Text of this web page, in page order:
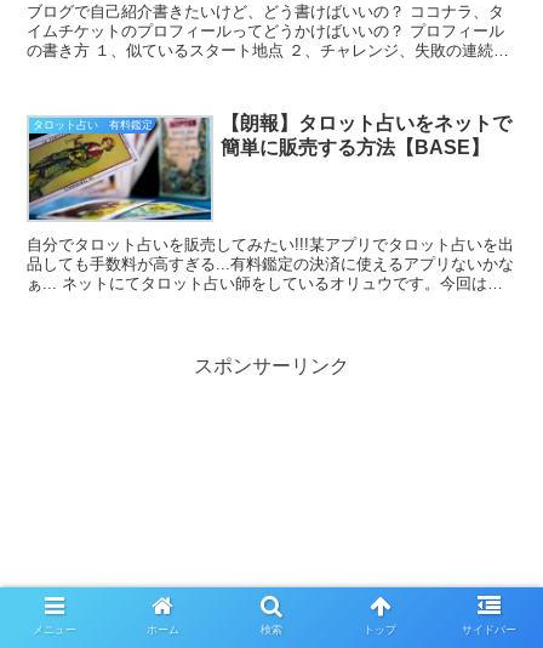
ブログで自己紹介書きたいけど、どう書けばいいの？ ココナラ、タ
イムチケットのプロフィールってどうかけばいいの？ プロフィール
の書き方 １、似ているスタート地点 ２、チャレンジ、失敗の連続、
タロット占い 有料鑑定
【朗報】タロット占いをネットで
簡単に販売する方法【BASE】
自分でタロット占いを販売してみたい!!!某アプリでタロット占いを出
品しても手数料が高すぎる...有料鑑定の決済に使えるアプリないかな
ぁ... ネットにてタロット占い師をしているオリュウです。今回は上
スポンサーリンク
メニュー ホーム 検索 トップ サイドバー